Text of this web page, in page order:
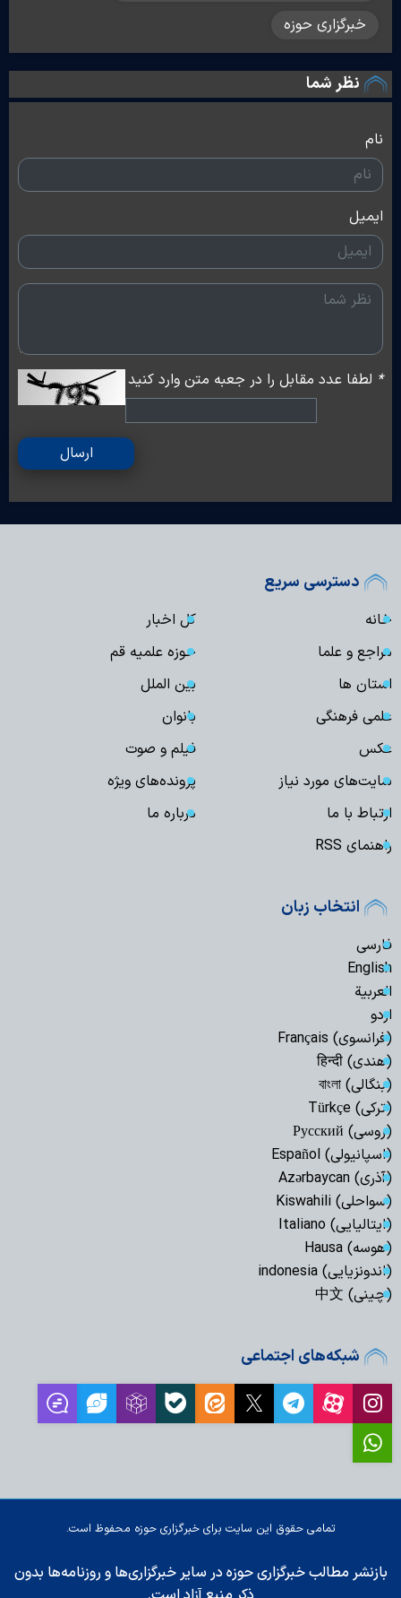
خبرگزاری حوزه
نظر شما
نام
ایمیل
* لطفا عدد مقابل را در جعبه متن وارد کنید
ارسال
دسترسی سریع
خانه
کل اخبار
مراجع و علما
حوزه علمیه قم
استان ها
بین الملل
علمی فرهنگی
بانوان
عکس
فیلم و صوت
سایت‌های مورد نیاز
پرونده‌های ویژه
ارتباط با ما
درباره ما
راهنمای RSS
انتخاب زبان
فارسی
English
العربیة
اردو
(فرانسوی) Français
(هندی) हिन्दी
(بنگالی) বাংলা
(ترکی) Türkçe
(روسی) Русский
(اسپانیولی) Español
(آذری) Azərbaycan
(سواحلی) Kiswahili
(ایتالیایی) Italiano
(هوسه) Hausa
(اندونزیایی) indonesia
(چینی) 中文
شبکه‌های اجتماعی
تمامی حقوق این سایت برای خبرگزاری حوزه محفوظ است.
بازنشر مطالب خبرگزاری حوزه در سایر خبرگزاری‌ها و روزنامه‌ها بدون